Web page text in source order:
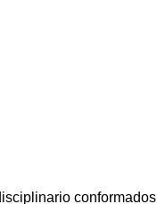
conformados